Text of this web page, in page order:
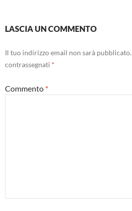
LASCIA UN COMMENTO
Il tuo indirizzo email non sarà pubblicato.
contrassegnati *
Commento *